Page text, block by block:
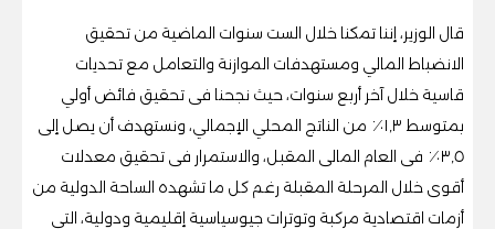
قال الوزير، إننا تمكنا خلال الست سنوات الماضية من تحقيق
الانضباط المالي ومستهدفات الموازنة والتعامل مع تحديات
قاسية خلال آخر أربع سنوات، حيث نجحنا فى تحقيق فائض أولي
بمتوسط ١,٣٪ من الناتج المحلي الإجمالي، ونستهدف أن يصل إلى
٣,٥٪ فى العام المالى المقبل، والاستمرار فى تحقيق معدلات
أقوى خلال المرحلة المقبلة رغم كل ما تشهده الساحة الدولية من
أزمات اقتصادية مركبة وتوترات جيوسياسية إقليمية ودولية، التى